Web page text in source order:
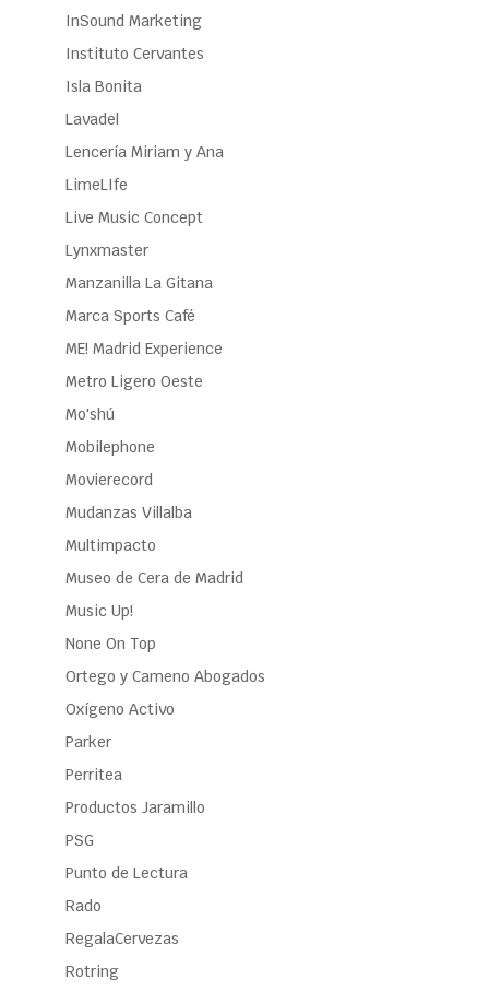
InSound Marketing
Instituto Cervantes
Isla Bonita
Lavadel
Lencería Miriam y Ana
LimeLIfe
Live Music Concept
Lynxmaster
Manzanilla La Gitana
Marca Sports Café
ME! Madrid Experience
Metro Ligero Oeste
Mo'shú
Mobilephone
Movierecord
Mudanzas Villalba
Multimpacto
Museo de Cera de Madrid
Music Up!
None On Top
Ortego y Cameno Abogados
Oxígeno Activo
Parker
Perritea
Productos Jaramillo
PSG
Punto de Lectura
Rado
RegalaCervezas
Rotring